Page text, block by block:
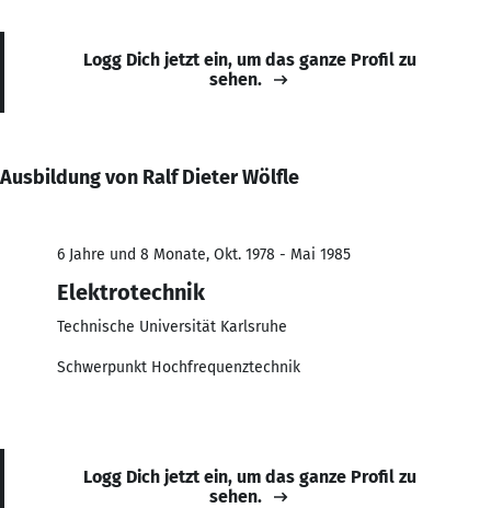
Logg Dich jetzt ein, um das ganze Profil zu
sehen.
Ausbildung von Ralf Dieter Wölfle
6 Jahre und 8 Monate, Okt. 1978 - Mai 1985
Elektrotechnik
Technische Universität Karlsruhe
Schwerpunkt Hochfrequenztechnik
Logg Dich jetzt ein, um das ganze Profil zu
sehen.